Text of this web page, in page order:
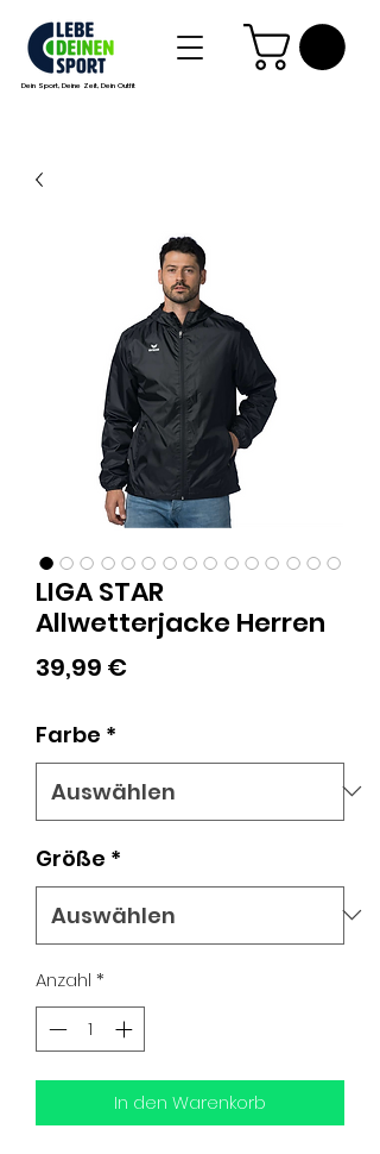
Dein Sport, Deine Zeit, Dein Outfit
LIGA STAR
Allwetterjacke Herren
39,99 €Preis
Farbe *
Größe *
Anzahl *
In den Warenkorb